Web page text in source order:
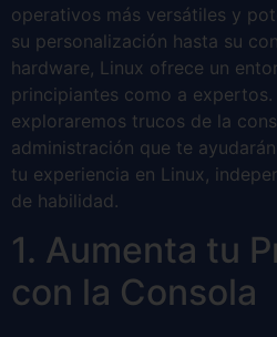
operativos más versátiles y
su personalización hasta su
hardware, Linux ofrece un
principiantes como a
exploraremos trucos de la
administración que te
tu experiencia en Linux,
de habilidad.
1. Aumenta tu
con la Consola